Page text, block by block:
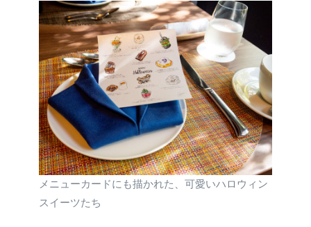
メニューカードにも描かれた、可愛いハロウィン
スイーツたち